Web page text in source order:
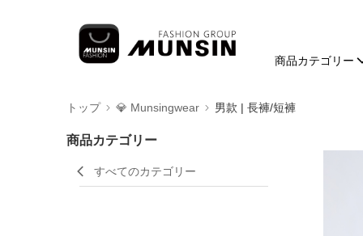
商品カテゴリー
トップ 💎 Munsingwear 男款 | 長褲/短褲
商品カテゴリー
すべてのカテゴリー